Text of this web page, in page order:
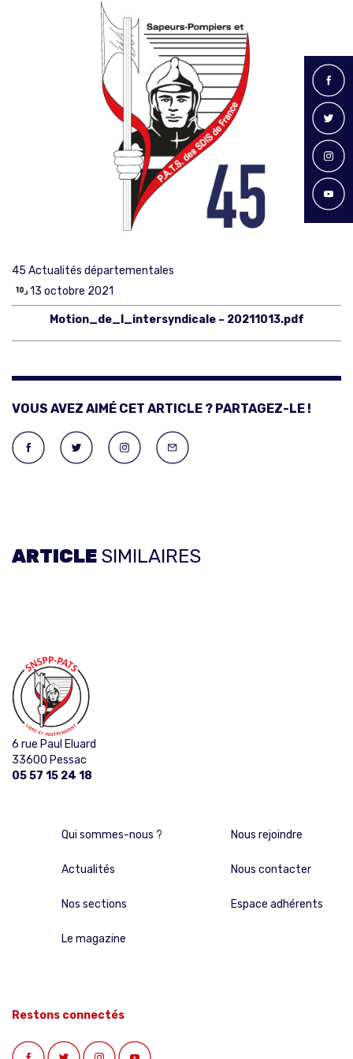
45 Actualités départementales
13 octobre 2021
Motion_de_l_intersyndicale – 20211013.pdf
VOUS AVEZ AIMÉ CET ARTICLE ? PARTAGEZ-LE !
ARTICLE SIMILAIRES
6 rue Paul Eluard
33600 Pessac
05 57 15 24 18
Qui sommes-nous ?
Actualités
Nos sections
Le magazine
Nous rejoindre
Nous contacter
Espace adhérents
Restons connectés